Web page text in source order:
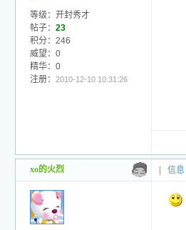
等级：开封秀才
帖子： 23
积分：246
威望：0
精华：0
注册：
2010-12-10 10:31:26
xo的火烈 信息